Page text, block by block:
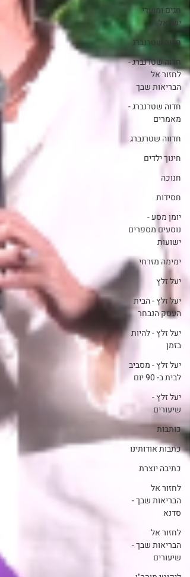
חגים ומועדי
ישראל
חדוה שטרנברג
חדוה שטרנברג -
לחזור אל
הבריאות שבך
חדוה שטרנברג -
מאמרים
חדווה שטרנברג
חינוך ילדים
חנוכה
חסידות
יומן מסע -
נוסעים מספרים
ישועות
ימימה מזרחי
יעל זלץ
יעל זלץ - הבית
העסק הנבחר
יעל זלץ - להיות
בזמן
יעל זלץ - מסביב
לבית ב- 90 יום
יעל זלץ -
שיעורים
כותבות
כתבות אודותינו
כתיבה יוצרת
לחזור אל
הבריאות שבך -
סדנא
לחזור אל
הבריאות שבך -
שיעורים